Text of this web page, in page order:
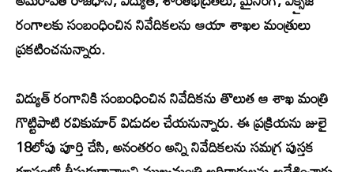
రంగాలకు సంబంధించిన నివేదికలను ఆయా శాఖల మంత్రులు
ప్రకటించనున్నారు.
విద్యుత్ రంగానికి సంబంధించిన నివేదికను తొలుత ఆ శాఖ మంత్రి
గొట్టిపాటి రవికుమార్ విడుదల చేయనున్నారు. ఈ ప్రక్రియను జులై
18లోపు పూర్తి చేసి, అనంతరం అన్ని నివేదికలను సమగ్ర పుస్తక